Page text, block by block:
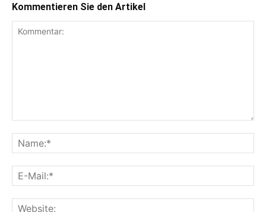
Kommentieren Sie den Artikel